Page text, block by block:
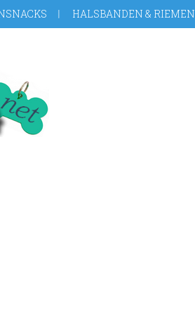
HALSBANDEN & RIEMEN